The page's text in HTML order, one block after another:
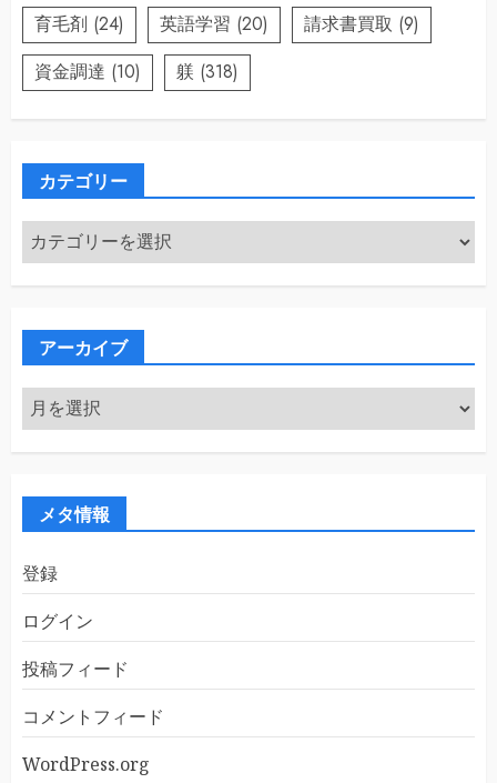
育毛剤 (24) 英語学習 (20) 請求書買取 (9)
資金調達 (10) 躾 (318)
カテゴリー
カ
テ
ゴ
アーカイブ
ア
ー
カ
メタ情報
登録
ログイン
投稿フィード
コメントフィード
WordPress.org